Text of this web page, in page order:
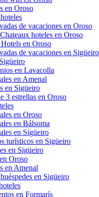
en Oroso
de vacaciones en Oroso
hoteles en Oroso
en Oroso
de vacaciones en Sigüeiro
en Lavacolla
en Amenal
en Sigüeiro
3 estrellas en Oroso
en Oroso
en Bálsoma
en Sigüeiro
turísticos en Sigüeiro
en Sigüeiro
Oroso
en Amenal
en Sigüeiro
en Formarís